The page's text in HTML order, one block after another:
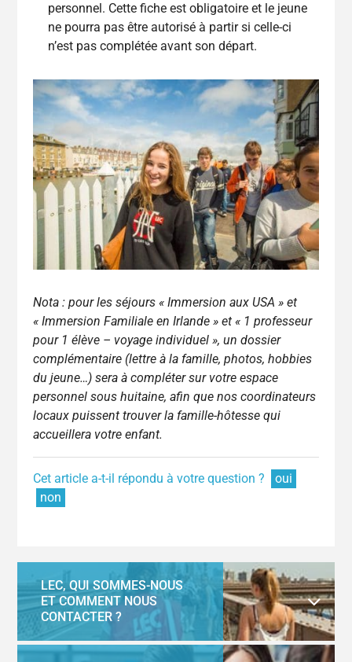
personnel. Cette fiche est obligatoire et le jeune
ne pourra pas être autorisé à partir si celle-ci
n’est pas complétée avant son départ.
Nota : pour les séjours « Immersion aux USA » et
« Immersion Familiale en Irlande » et « 1 professeur
pour 1 élève – voyage individuel », un dossier
complémentaire (lettre à la famille, photos, hobbies
du jeune…) sera à compléter sur votre espace
personnel sous huitaine, afin que nos coordinateurs
locaux puissent trouver la famille-hôtesse qui
accueillera votre enfant.
Cet article a-t-il répondu à votre question ?
oui
non
LEC, QUI SOMMES-NOUS
ET COMMENT NOUS
CONTACTER ?